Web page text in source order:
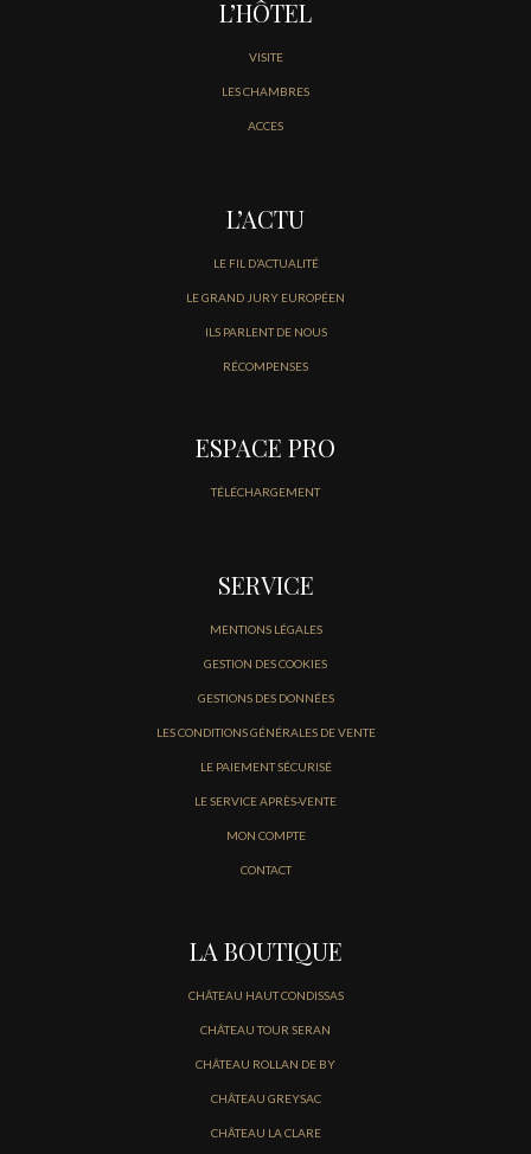
L’HÔTEL
VISITE
LES CHAMBRES
ACCES
L’ACTU
LE FIL D’ACTUALITÉ
LE GRAND JURY EUROPÉEN
ILS PARLENT DE NOUS
RÉCOMPENSES
ESPACE PRO
TÉLÉCHARGEMENT
SERVICE
MENTIONS LÉGALES
GESTION DES COOKIES
GESTIONS DES DONNÉES
LES CONDITIONS GÉNÉRALES DE VENTE
LE PAIEMENT SÉCURISÉ
LE SERVICE APRÈS-VENTE
MON COMPTE
CONTACT
LA BOUTIQUE
CHÂTEAU HAUT CONDISSAS
CHÂTEAU TOUR SERAN
CHÂTEAU ROLLAN DE BY
CHÂTEAU GREYSAC
CHÂTEAU LA CLARE